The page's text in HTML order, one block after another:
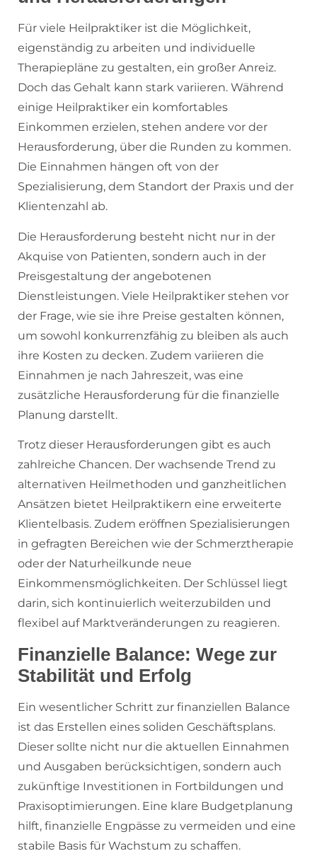
Für viele Heilpraktiker ist die Möglichkeit,
eigenständig zu arbeiten und individuelle
Therapiepläne zu gestalten, ein großer Anreiz.
Doch das Gehalt kann stark variieren. Während
einige Heilpraktiker ein komfortables
Einkommen erzielen, stehen andere vor der
Herausforderung, über die Runden zu kommen.
Die Einnahmen hängen oft von der
Spezialisierung, dem Standort der Praxis und der
Klientenzahl ab.
Die Herausforderung besteht nicht nur in der
Akquise von Patienten, sondern auch in der
Preisgestaltung der angebotenen
Dienstleistungen. Viele Heilpraktiker stehen vor
der Frage, wie sie ihre Preise gestalten können,
um sowohl konkurrenzfähig zu bleiben als auch
ihre Kosten zu decken. Zudem variieren die
Einnahmen je nach Jahreszeit, was eine
zusätzliche Herausforderung für die finanzielle
Planung darstellt.
Trotz dieser Herausforderungen gibt es auch
zahlreiche Chancen. Der wachsende Trend zu
alternativen Heilmethoden und ganzheitlichen
Ansätzen bietet Heilpraktikern eine erweiterte
Klientelbasis. Zudem eröffnen Spezialisierungen
in gefragten Bereichen wie der Schmerztherapie
oder der Naturheilkunde neue
Einkommensmöglichkeiten. Der Schlüssel liegt
darin, sich kontinuierlich weiterzubilden und
flexibel auf Marktveränderungen zu reagieren.
Finanzielle Balance: Wege zur
Stabilität und Erfolg
Ein wesentlicher Schritt zur finanziellen Balance
ist das Erstellen eines soliden Geschäftsplans.
Dieser sollte nicht nur die aktuellen Einnahmen
und Ausgaben berücksichtigen, sondern auch
zukünftige Investitionen in Fortbildungen und
Praxisoptimierungen. Eine klare Budgetplanung
hilft, finanzielle Engpässe zu vermeiden und eine
stabile Basis für Wachstum zu schaffen.